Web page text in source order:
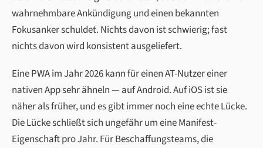
wahrnehmbare Ankündigung und einen bekannten
Fokusanker schuldet. Nichts davon ist schwierig; fast
nichts davon wird konsistent ausgeliefert.
Eine PWA im Jahr 2026 kann für einen AT-Nutzer einer
nativen App sehr ähneln — auf Android. Auf iOS ist sie
näher als früher, und es gibt immer noch eine echte Lücke.
Die Lücke schließt sich ungefähr um eine Manifest-
Eigenschaft pro Jahr. Für Beschaffungsteams, die